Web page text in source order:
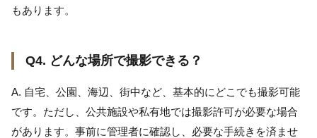
もあります。
Q4. どんな場所で撮影できる？
A. 自宅、公園、海辺、街中など、基本的にどこでも撮影可能
です。ただし、公共施設や私有地では撮影許可が必要な場合
があります。事前に管理者に確認し、必要な手続きを済ませ